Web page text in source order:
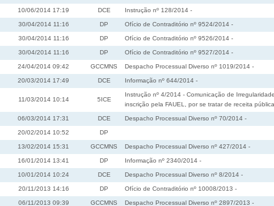
10/06/2014 17:19 DCE Instrução nº 128/2014 -
30/04/2014 11:16 DP Ofício de Contraditório nº 9524/2014 -
30/04/2014 11:16 DP Ofício de Contraditório nº 9526/2014 -
30/04/2014 11:16 DP Ofício de Contraditório nº 9527/2014 -
24/04/2014 09:42 GCCMNS Despacho Processual Diverso nº 1019/2014 -
20/03/2014 17:49 DCE Informação nº 644/2014 -
11/03/2014 10:14 5ICE
Instrução nº 4/2014 - Comunicação de
inscrição pela FAUEL, por se tratar de receita
06/03/2014 17:31 DCE Despacho Processual Diverso nº 70/2014 -
20/02/2014 10:52 DP
13/02/2014 15:31 GCCMNS Despacho Processual Diverso nº 427/2014 -
16/01/2014 13:41 DP Informação nº 2340/2014 -
10/01/2014 10:24 DCE Despacho Processual Diverso nº 8/2014 -
20/11/2013 14:16 DP Ofício de Contraditório nº 10008/2013 -
06/11/2013 09:39 GCCMNS Despacho Processual Diverso nº 2897/2013 -